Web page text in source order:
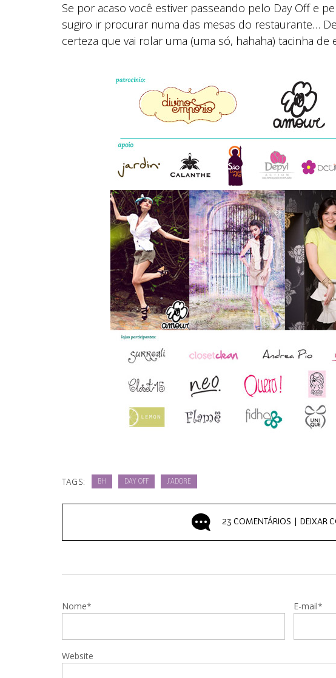
Se por acaso você estiver passeando pelo Day Off e
sugiro ir procurar numa das mesas do restaurante…
certeza que vai rolar uma (uma só, hahaha) tacinha de
TAGS: BH DAY OFF J`ADORE
23 COMENTÁRIOS | DEIXAR
Nome* E-mail*
Website